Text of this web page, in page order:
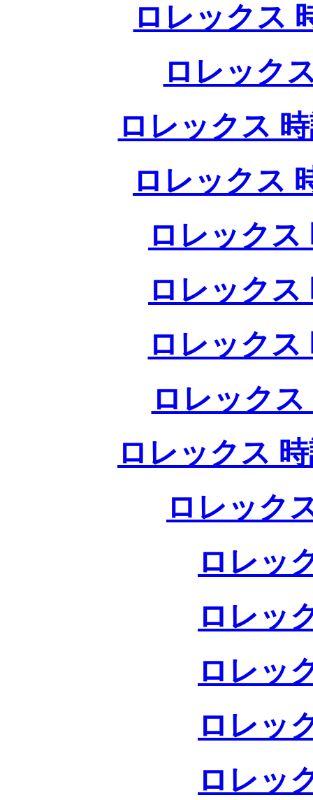
ロレックス
ロレック
ロレックス
ロレックス
ロレックス
ロレックス
ロレックス
ロレック
ロレックス
ロレック
ロレッ
ロレッ
ロレッ
ロレッ
ロレッ